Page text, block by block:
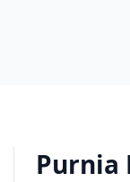
Purnia